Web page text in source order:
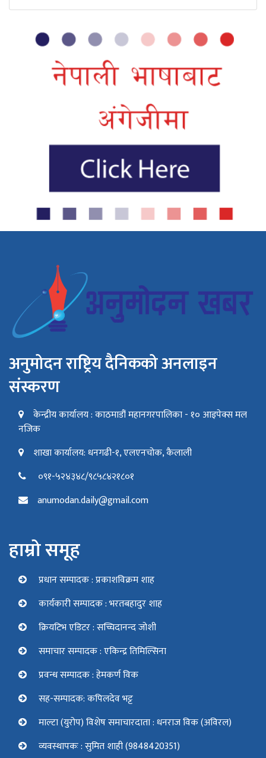
अनुमोदन राष्ट्रिय दैनिकको अनलाइन
संस्करण
केन्द्रीय कार्यालय : काठमाडौं महानगरपालिका - १० आइपेक्स मल
नजिक
शाखा कार्यालय: धनगढी-१, एलएनचोक, कैलाली
०९१-५२४३४८/९८५८४२१८०१
anumodan.daily@gmail.com
हाम्रो समूह
प्रधान सम्पादक : प्रकाशविक्रम शाह
कार्यकारी सम्पादक : भरतबहादुर शाह
क्रियटिभ एडिटर : सच्चिदानन्द जोशी
समाचार सम्पादक : एकिन्द्र तिमिल्सिना
प्रवन्ध सम्पादक : हेमकर्ण विक
सह-सम्पादक: कपिलदेव भट्ट
माल्टा (युरोप) विशेष समाचारदाता : धनराज विक (अविरल)
व्यवस्थापकः : सुमित शाही (9848420351)